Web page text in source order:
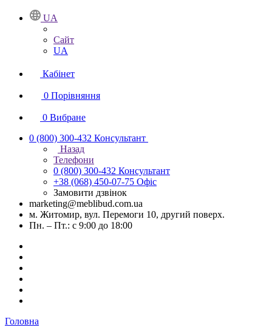
UA
Сайт
UA
Кабінет
0 Порівняння
0 Вибране
0 (800) 300-432 Консультант
Назад
Телефони
0 (800) 300-432 Консультант
+38 (068) 450-07-75 Офіс
Замовити дзвінок
marketing@meblibud.com.ua
м. Житомир, вул. Перемоги 10, другий поверх.
Пн. – Пт.: с 9:00 до 18:00
Головна